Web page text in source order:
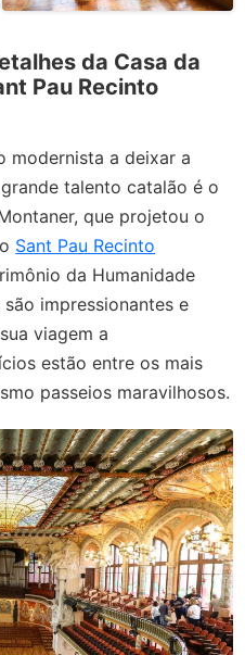
da Casa da
Pau Recinto
modernista a deixar a
talento catalão é o
que projetou o
Sant Pau Recinto
da Humanidade
são impressionantes e
viagem a
estão entre os mais
passeios maravilhosos.